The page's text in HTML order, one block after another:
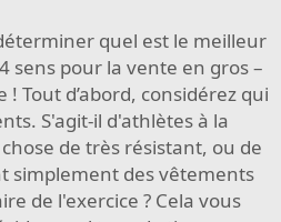
quel est le meilleur
sens pour la vente en gros –
! Tout d’abord, considérez qui
S'agit-il d'athlètes à la
de très résistant, ou de
simplement des vêtements
de l'exercice ? Cela vous